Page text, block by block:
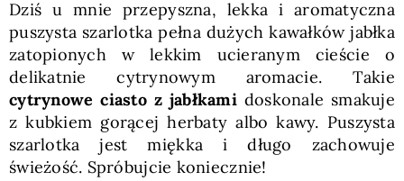
SKLEP
Polski
Dziś u mnie przepyszna, lekka i aromatyczna
puszysta szarlotka pełna dużych kawałków jabłka
zatopionych w lekkim ucieranym cieście o
delikatnie cytrynowym aromacie. Takie
cytrynowe ciasto z jabłkami doskonale smakuje
z kubkiem gorącej herbaty albo kawy. Puszysta
szarlotka jest miękka i długo zachowuje
świeżość. Spróbujcie koniecznie!